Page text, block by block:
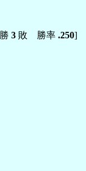
勝 3 敗 勝率 .250]